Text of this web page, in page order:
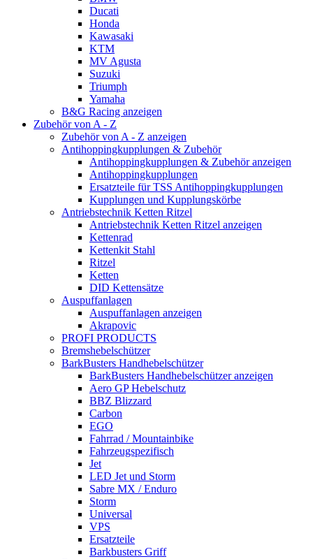
Ducati
Honda
Kawasaki
KTM
MV Agusta
Suzuki
Triumph
Yamaha
B&G Racing anzeigen
Zubehör von A - Z
Zubehör von A - Z anzeigen
Antihoppingkupplungen & Zubehör
Antihoppingkupplungen & Zubehör anzeigen
Antihoppingkupplungen
Ersatzteile für TSS Antihoppingkupplungen
Kupplungen und Kupplungskörbe
Antriebstechnik Ketten Ritzel
Antriebstechnik Ketten Ritzel anzeigen
Kettenrad
Kettenkit Stahl
Ritzel
Ketten
DID Kettensätze
Auspuffanlagen
Auspuffanlagen anzeigen
Akrapovic
PROFI PRODUCTS
Bremshebelschützer
BarkBusters Handhebelschützer
BarkBusters Handhebelschützer anzeigen
Aero GP Hebelschutz
BBZ Blizzard
Carbon
EGO
Fahrrad / Mountainbike
Fahrzeugspezifisch
Jet
LED Jet und Storm
Sabre MX / Enduro
Storm
Universal
VPS
Ersatzteile
Barkbusters Griff